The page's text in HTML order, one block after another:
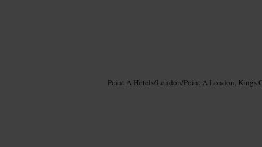
Point A Hotels/London/Point A London, Kings